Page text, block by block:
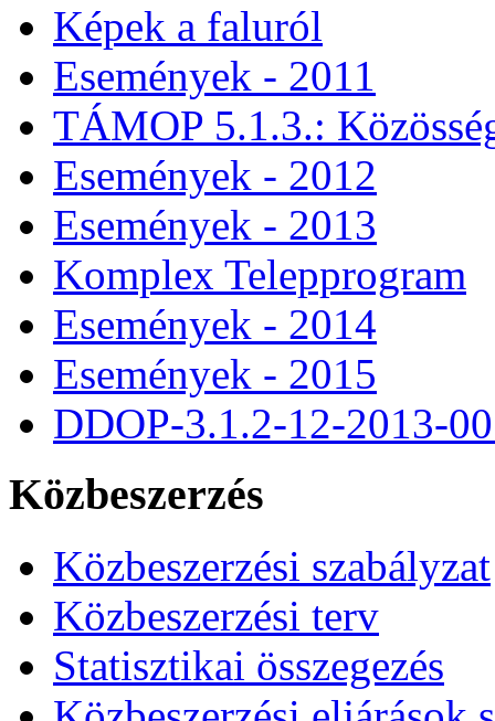
Képek a faluról
Események - 2011
TÁMOP 5.1.3.:
Események - 2012
Események - 2013
Komplex Telepprogram
Események - 2014
Események - 2015
DDOP-3.1.2-12-2013-
Közbeszerzés
Közbeszerzési szabályzat
Közbeszerzési terv
Statisztikai összegezés